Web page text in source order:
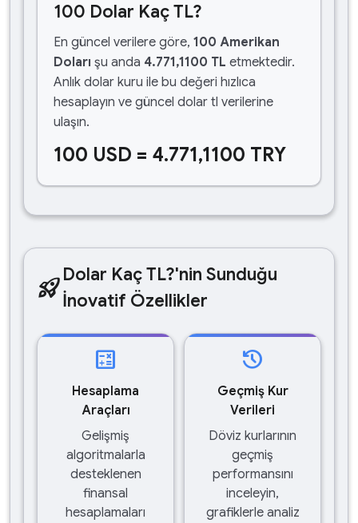
100 Dolar Kaç TL?
En güncel verilere göre, 100 Amerikan
Doları şu anda 4.771,1100 TL etmektedir.
Anlık dolar kuru ile bu değeri hızlıca
hesaplayın ve güncel dolar tl verilerine
ulaşın.
100 USD = 4.771,1100 TRY
rocket_launchDolar Kaç TL?'nin Sunduğu
İnovatif Özellikler
calculate
Hesaplama
Araçları
Gelişmiş
algoritmalarla
desteklenen
finansal
hesaplamaları
history
Geçmiş Kur
Verileri
Döviz kurlarının
geçmiş
performansını
inceleyin,
grafiklerle analiz